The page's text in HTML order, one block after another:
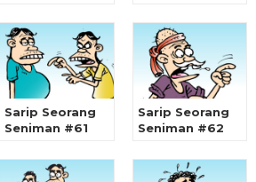
Sarip Seorang
Seniman #61
Sarip Seorang
Seniman #62